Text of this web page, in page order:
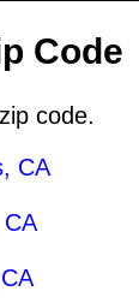
Code
code.
CA